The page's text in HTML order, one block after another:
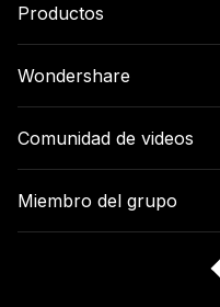
Productos
Wondershare
Comunidad de videos
Miembro del grupo